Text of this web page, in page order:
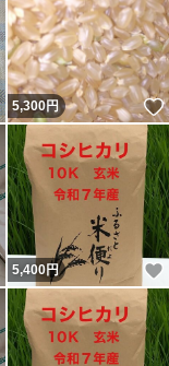
いいね！
5,300円
いいね！
5,400円